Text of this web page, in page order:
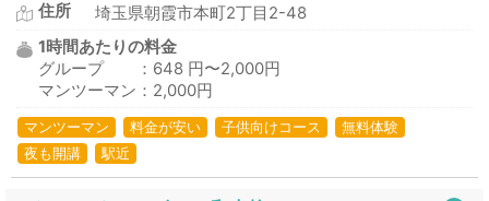
住所
埼玉県朝霞市本町2丁目2-48
1時間あたりの料金
グループ ：648 円〜2,000円
マンツーマン：2,000円
マンツーマン 料金が安い 子供向けコース
無料体験
夜も開講
駅近